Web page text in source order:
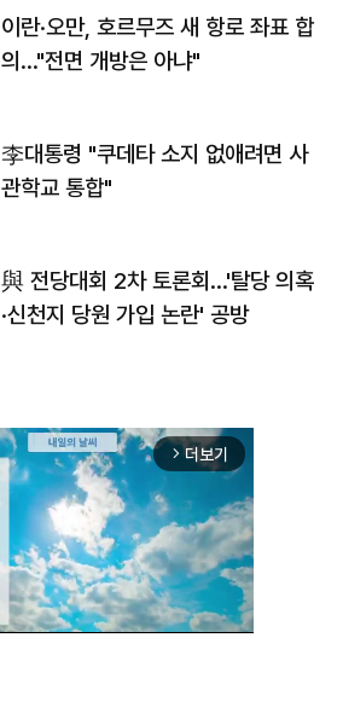
이란·오만, 호르무즈 새 항로 좌표 합
의…"전면 개방은 아냐"
李대통령 "쿠데타 소지 없애려면 사
관학교 통합"
與 전당대회 2차 토론회…'탈당 의혹
·신천지 당원 가입 논란' 공방
arrow_forward_ios 더보기